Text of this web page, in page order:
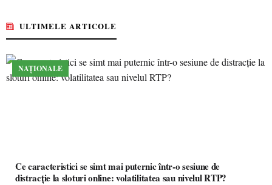
ULTIMELE ARTICOLE
NAȚIONALE
Ce caracteristici se simt mai puternic într-o sesiune de
distracție la sloturi online: volatilitatea sau nivelul RTP?